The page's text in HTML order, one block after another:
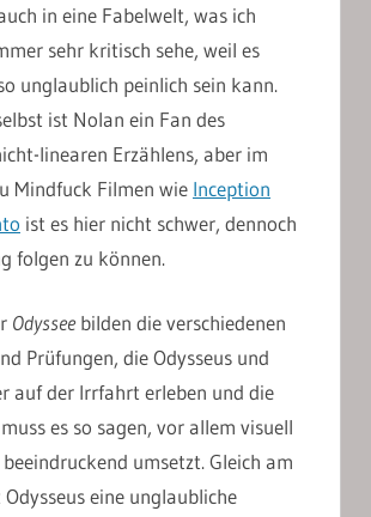
in eine Fabelwelt, was ich
sehr kritisch sehe, weil es
unglaublich peinlich sein kann.
ist Nolan ein Fan des
linearen Erzählens, aber im
Mindfuck Filmen wie Inception
ist es hier nicht schwer, dennoch
folgen zu können.
Odysseebilden die verschiedenen
Prüfungen, die Odysseus und
auf der Irrfahrt erleben und die
es so sagen, vor allem visuell
umsetzt. Gleich am
eine unglaubliche